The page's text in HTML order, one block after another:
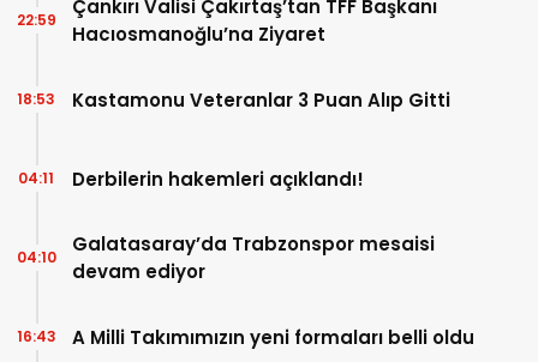
Çankırı Valisi Çakırtaş’tan TFF Başkanı
Hacıosmanoğlu’na Ziyaret
22:59
Kastamonu Veteranlar 3 Puan Alıp Gitti
18:53
Derbilerin hakemleri açıklandı!
04:11
Galatasaray’da Trabzonspor mesaisi
devam ediyor
04:10
A Milli Takımımızın yeni formaları belli oldu
16:43